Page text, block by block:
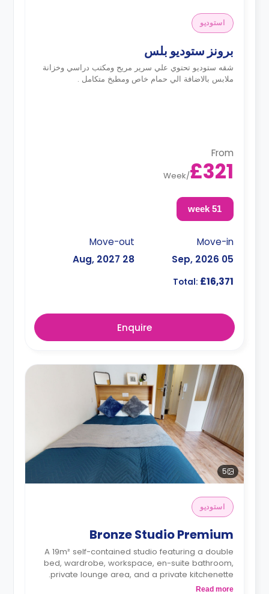
استوديو
برونز ستوديو بلس
شقه ستوديو تحتوي علي سرير مريح ومكتب دراسي وخزانة
ملابس بالاضافة الي حمام خاص ومطبخ متكامل .
From
£321
/
Week
51 week
Move-in
05 Sep, 2026
Move-out
28 Aug, 2027
Total: £16,371
Enquire
5
استوديو
Bronze Studio Premium
A 19m² self-contained studio featuring a double
bed, wardrobe, workspace, en-suite bathroom,
private lounge area, and a private kitchenette.
Double occupancy is available at no extra
Read more